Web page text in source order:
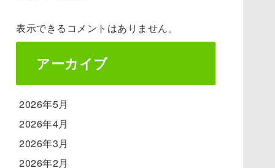
表示できるコメントはありません。
アーカイブ
2026年5月
2026年4月
2026年3月
2026年2月